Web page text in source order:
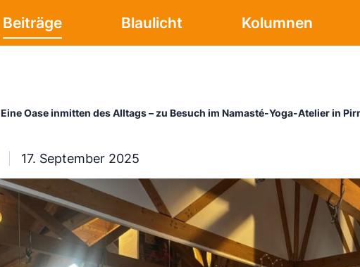
Beiträge Blaulicht Kolumnen
Eine Oase inmitten des Alltags – zu Besuch im Namasté-Yoga-Atelier in
17. September 2025